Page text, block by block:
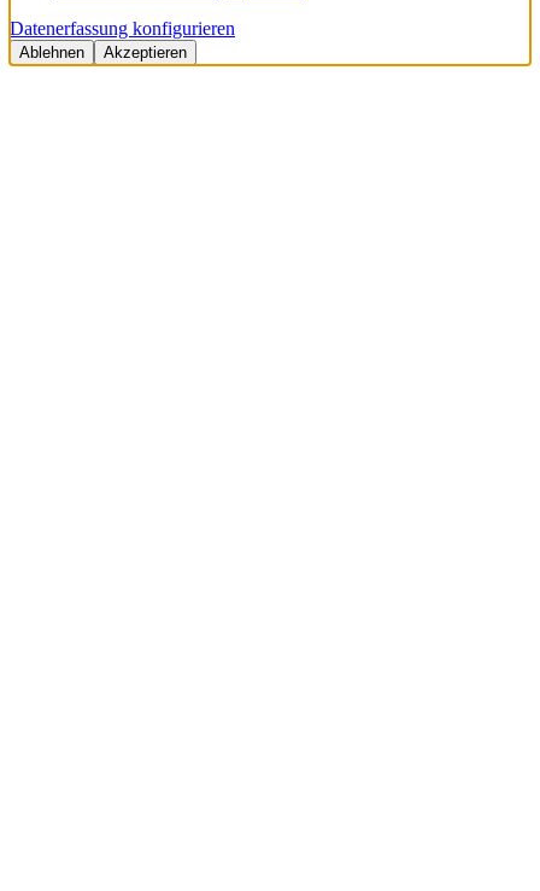
Datenerfassung konfigurieren
Ablehnen Akzeptieren